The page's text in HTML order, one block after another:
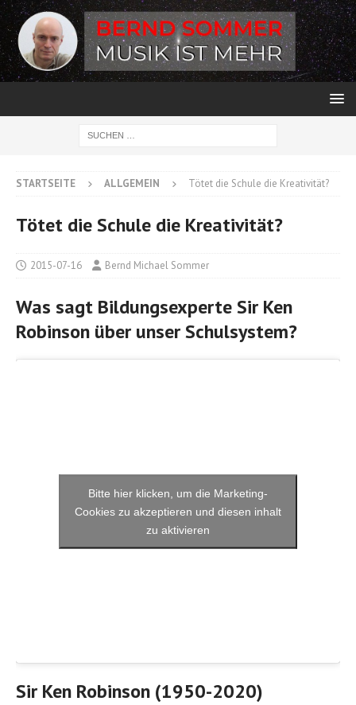
STARTSEITE ALLGEMEIN Tötet die Schule die Kreativität?
Tötet die Schule die Kreativität?
2015-07-16 Bernd Michael Sommer
Was sagt Bildungsexperte Sir Ken
Robinson über unser Schulsystem?
Bitte hier klicken, um die Marketing-
Cookies zu akzeptieren und diesen inhalt
zu aktivieren
Sir Ken Robinson (1950-2020)